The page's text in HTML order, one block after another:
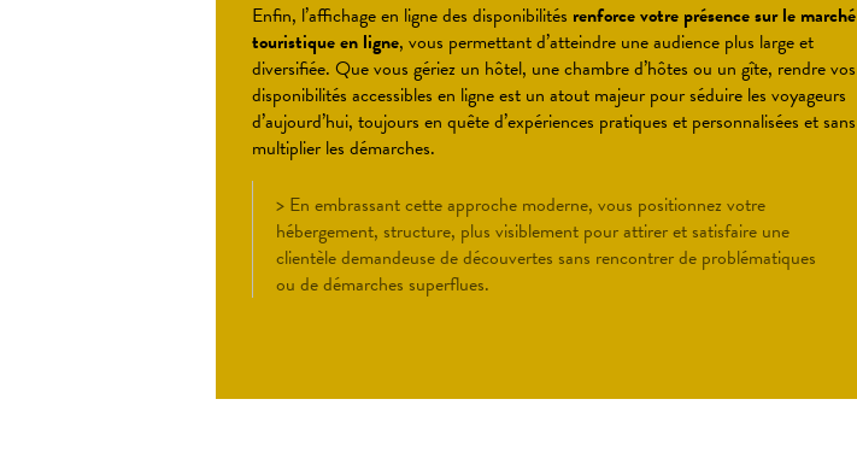
Enfin, l’affichage en ligne des disponibilités renforce votre présence sur le marché
touristique en ligne, vous permettant d’atteindre une audience plus large et
diversifiée. Que vous gériez un hôtel, une chambre d’hôtes ou un gîte, rendre vos
disponibilités accessibles en ligne est un atout majeur pour séduire les voyageurs
d’aujourd’hui, toujours en quête d’expériences pratiques et personnalisées et sans
multiplier les démarches.
> En embrassant cette approche moderne, vous positionnez votre
hébergement, structure, plus visiblement pour attirer et satisfaire une
clientèle demandeuse de découvertes sans rencontrer de problématiques
ou de démarches superflues.